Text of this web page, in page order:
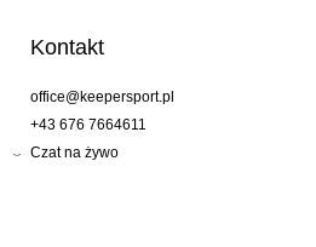
Kontakt
office@keepersport.pl
+43 676 7664611
Czat na żywo